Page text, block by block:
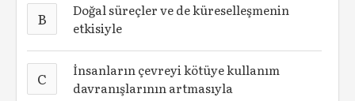
B
Doğal süreçler ve de küreselleşmenin
etkisiyle
C
İnsanların çevreyi kötüye kullanım
davranışlarının artmasıyla